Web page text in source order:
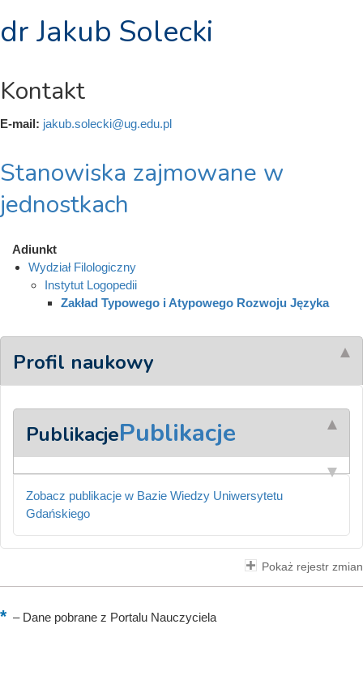
dr Jakub Solecki
Kontakt
E-mail: jakub.solecki@ug.edu.pl
Stanowiska zajmowane w
jednostkach
Adiunkt
Wydział Filologiczny
Instytut Logopedii
Zakład Typowego i Atypowego Rozwoju Języka
Profil naukowy
PublikacjePublikacje
Zobacz publikacje w Bazie Wiedzy Uniwersytetu
Gdańskiego
Pokaż rejestr zmian
–Dane pobrane z Portalu Nauczyciela